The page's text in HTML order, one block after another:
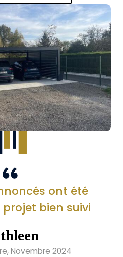
ont été
bien suivi
Novembre 2024